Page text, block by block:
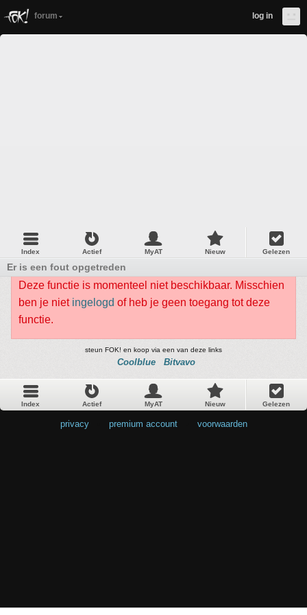
forum log in
Index Actief MyAT Nieuw Gelezen
Er is een fout opgetreden
Deze functie is momenteel niet beschikbaar. Misschien
ben je niet ingelogd of heb je geen toegang tot deze
functie.
steun FOK! en koop via een van deze links
Coolblue Bitvavo
Index Actief MyAT Nieuw Gelezen
privacy premium account voorwaarden